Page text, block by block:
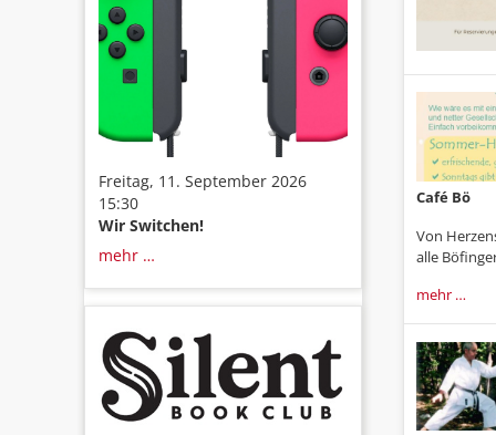
Freitag, 11. September 2026
15:30
Wir Switchen!
mehr …
Café Bö
Von
alle
mehr …